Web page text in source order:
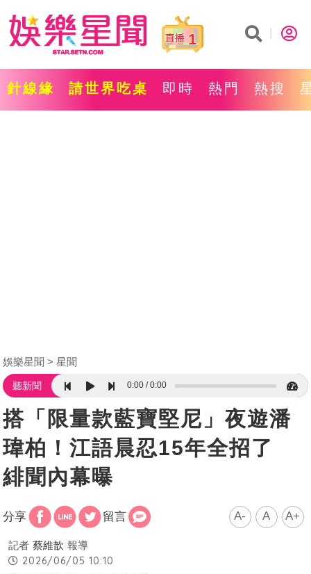
1
針線緣 請世界吃桌 即時 熱門 熱搜
娛樂星聞 星聞
聽新聞 0:00 0:00
搭「限量款藍寶堅尼」夜遊潘
瑋柏！江語晨忍15年全招了
緋聞內幕曝
分享 留言 A- A A+
記者 蔡維歆 報導
2026/06/05 10:10